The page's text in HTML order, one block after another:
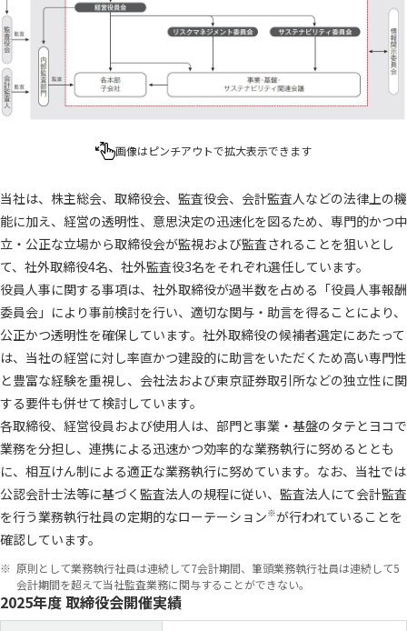
IR（投資家情報）
株主・投資家の皆様へ 中期経営計画
IRニュース IR資料室
株式情報
IRに関するお問い合わせ 電子公告
ディスクロージャーポリシー 免責事項
採用情報
English お問い合わせ
画像はピンチアウトで拡大表示できます
当社は、株主総会、取締役会、監査役会、会計監査人などの法律上の機
能に加え、経営の透明性、意思決定の迅速化を図るため、専門的かつ中
立・公正な立場から取締役会が監視および監査されることを狙いとし
て、社外取締役4名、社外監査役3名をそれぞれ選任しています。
役員人事に関する事項は、社外取締役が過半数を占める「役員人事報酬
委員会」により事前検討を行い、適切な関与・助言を得ることにより、
公正かつ透明性を確保しています。社外取締役の候補者選定にあたって
は、当社の経営に対し率直かつ建設的に助言をいただくため高い専門性
と豊富な経験を重視し、会社法および東京証券取引所などの独立性に関
する要件も併せて検討しています。
各取締役、経営役員および使用人は、部門と事業・基盤のタテとヨコで
業務を分担し、連携による迅速かつ効率的な業務執行に努めるととも
に、相互けん制による適正な業務執行に努めています。なお、当社では
公認会計士法等に基づく監査法人の規程に従い、監査法人にて会計監査
を行う業務執行社員の定期的なローテーション※が行われていることを
確認しています。
原則として業務執行社員は連続して7会計期間、筆頭業務執行社員は連続して5
会計期間を超えて当社監査業務に関与することができない。
2025年度 取締役会開催実績